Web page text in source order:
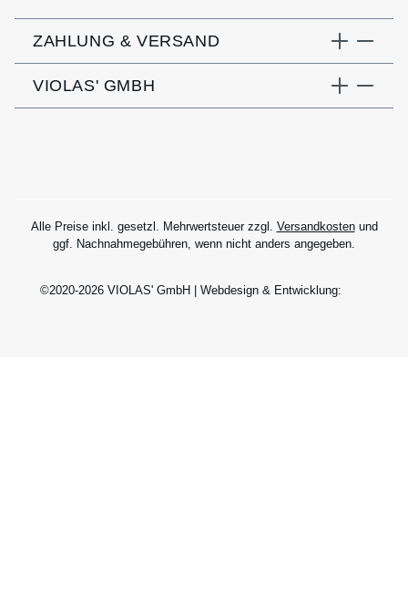
ZAHLUNG & VERSAND
VIOLAS' GMBH
Alle Preise inkl. gesetzl. Mehrwertsteuer zzgl. Versandkostenund
ggf. Nachnahmegebühren, wenn nicht anders angegeben.
©2020-2026 VIOLAS' GmbH | Webdesign & Entwicklung: